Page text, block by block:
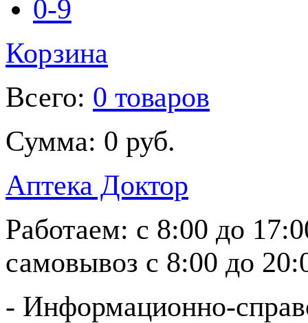
0-9
Корзина
Всего: 0 товаров
Сумма: 0 руб.
Аптека Доктор
Работаем: с 8:00 до
самовывоз с 8:00 до
- Информационно-